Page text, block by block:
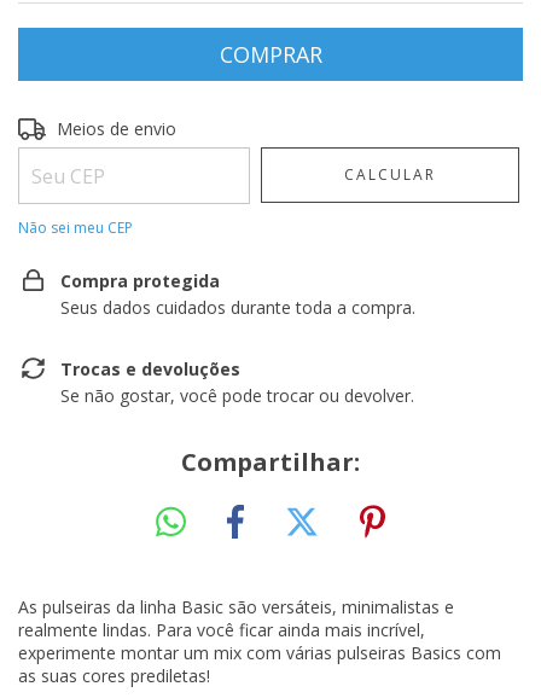
Entregas para o CEP:
Meios de envio
CALCULAR
Não sei meu CEP
Compra protegida
Seus dados cuidados durante toda a compra.
Trocas e devoluções
Se não gostar, você pode trocar ou devolver.
Compartilhar:
As pulseiras da linha Basic são versáteis, minimalistas e
realmente lindas. Para você ficar ainda mais incrível,
experimente montar um mix com várias pulseiras Basics com
as suas cores prediletas!